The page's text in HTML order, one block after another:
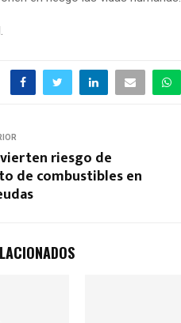
riesgo de
de combustibles en